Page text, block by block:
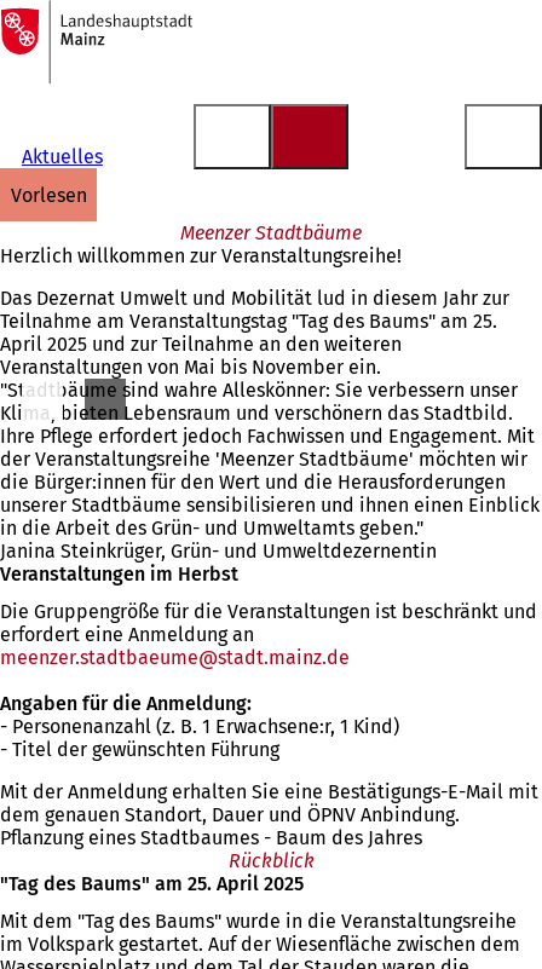
Inhalt anspringen
Zur
Startseite
Aktuelles
vorlesen
Meenzer Stadtbäume
Herzlich willkommen zur Veranstaltungsreihe!
Das Dezernat Umwelt und Mobilität lud in diesem Jahr zur
Teilnahme am Veranstaltungstag "Tag des Baums" am 25.
April 2025 und zur Teilnahme an den weiteren
Veranstaltungen von Mai bis November ein.
"Stadtbäume sind wahre Alleskönner: Sie verbessern unser
Klima, bieten Lebensraum und verschönern das Stadtbild.
Ihre Pflege erfordert jedoch Fachwissen und Engagement. Mit
der Veranstaltungsreihe 'Meenzer Stadtbäume' möchten wir
die Bürger:innen für den Wert und die Herausforderungen
unserer Stadtbäume sensibilisieren und ihnen einen Einblick
in die Arbeit des Grün- und Umweltamts geben."
Janina Steinkrüger, Grün- und Umweltdezernentin
Veranstaltungen im Herbst
Die Gruppengröße für die Veranstaltungen ist beschränkt und
erfordert eine Anmeldung an
meenzer.stadtbaeume
stadt.mainz de
Angaben für die Anmeldung:
- Personenanzahl (z. B. 1 Erwachsene:r, 1 Kind)
- Titel der gewünschten Führung
Mit der Anmeldung erhalten Sie eine Bestätigungs-E-Mail mit
dem genauen Standort, Dauer und ÖPNV Anbindung.
Pflanzung eines Stadtbaumes - Baum des Jahres
Rückblick
"Tag des Baums" am 25. April 2025
Mit dem "Tag des Baums" wurde in die Veranstaltungsreihe
im Volkspark gestartet. Auf der Wiesenfläche zwischen dem